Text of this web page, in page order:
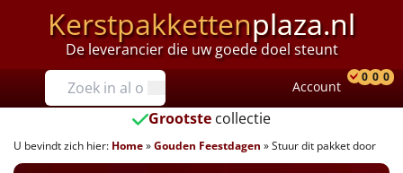
Kerstpakkettenplaza.nl
De leverancier die uw goede doel steunt
Prijzen
Tot €25
€25 tot €35
Account
0 0 0
Grootste collectie
U bevindt zich hier: Home»Gouden Feestdagen »Stuur dit pakket door